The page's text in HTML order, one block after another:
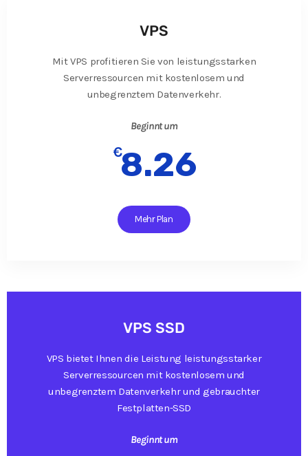
VPS
Mit VPS profitieren Sie von leistungsstarken
Serverressourcen mit kostenlosem und
unbegrenztem Datenverkehr.
Beginnt um
€8.26
Mehr Plan
VPS SSD
VPS bietet Ihnen die Leistung leistungsstarker
Serverressourcen mit kostenlosem und
unbegrenztem Datenverkehr und gebrauchter
Festplatten-SSD
Beginnt um